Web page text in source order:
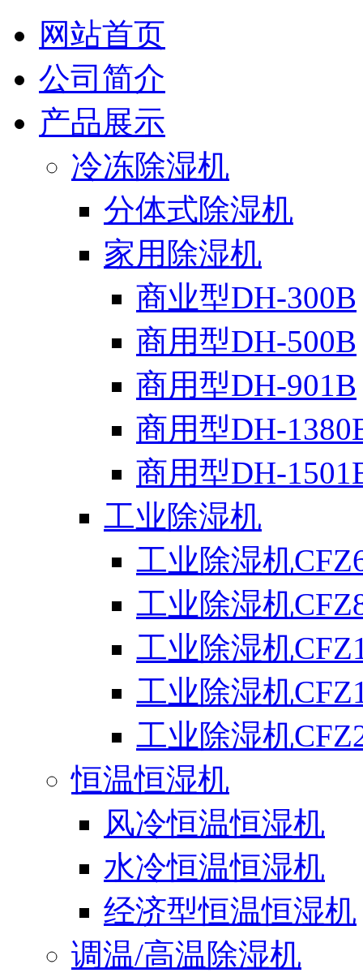
网站首页
公司简介
产品展示
冷冻除湿机
分体式除湿机
家用除湿机
商业型DH-300B
商用型DH-500B
商用型DH-901B
商用型DH-
商用型DH-
工业除湿机
工业除湿机
工业除湿机
工业除湿机
工业除湿机
工业除湿机
恒温恒湿机
风冷恒温恒湿机
水冷恒温恒湿机
经济型恒温恒湿机
调温/高温除湿机